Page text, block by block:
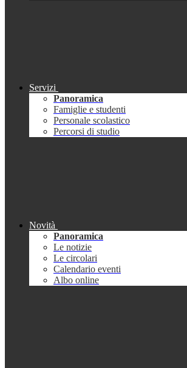
Servizi
Panoramica
Famiglie e studenti
Personale scolastico
Percorsi di studio
Novità
Panoramica
Le notizie
Le circolari
Calendario eventi
Albo online